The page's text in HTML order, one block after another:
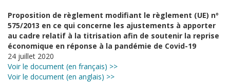
Proposition de règlement modifiant le règlement (UE) nº
575/2013 en ce qui concerne les ajustements à apporter
au cadre relatif à la titrisation afin de soutenir la reprise
économique en réponse à la pandémie de Covid-19
24 juillet 2020
Voir le document (en français) >>
Voir le document (en anglais) >>